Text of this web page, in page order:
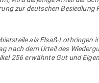
zur deut­schen
als Elsaß-Loth­ringen
nach dem Urteil des
256 erwähnte Gut und